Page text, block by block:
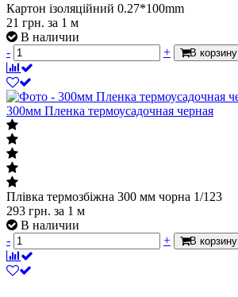
Картон ізоляційний 0.27*100mm
21 грн. за 1 м
В наличии
-
+ В корзину
300мм Пленка термоусадочная черная
Плівка термозбіжна 300 мм чорна 1/123
293 грн. за 1 м
В наличии
-
+ В корзину